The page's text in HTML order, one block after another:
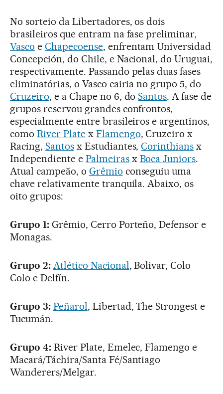
No sorteio da Libertadores, os dois
brasileiros que entram na fase preliminar,
Vasco e Chapecoense, enfrentam Universidad
Concepción, do Chile, e Nacional, do Uruguai,
respectivamente. Passando pelas duas fases
eliminatórias, o Vasco cairia no grupo 5, do
Cruzeiro, e a Chape no 6, doSantos. A fase de
grupos reservou grandes confrontos,
especialmente entre brasileiros e argentinos,
como River Platex Flamengo, Cruzeiro x
Racing, Santosx Estudiantes,Corinthians x
Independiente e Palmeirasx Boca Juniors.
Atual campeão, o Grêmio conseguiu uma
chave relativamente tranquila. Abaixo, os
oito grupos:
Grupo 1:Grêmio, Cerro Porteño, Defensor e
Monagas.
Grupo 2: Atlético Nacional, Bolivar, Colo
Colo e Delfín.
Grupo 3: Peñarol, Libertad, The Strongest e
Tucumán.
Grupo 4:River Plate, Emelec, Flamengo e
Macará/Táchira/Santa Fé/Santiago
Wanderers/Melgar.